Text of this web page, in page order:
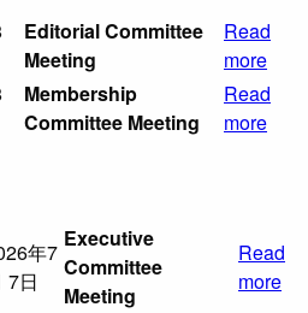
Editorial Committee
Meeting
Read
more
Membership
Committee Meeting
Read
more
年7
7日
Executive
Committee
Meeting
Read
more